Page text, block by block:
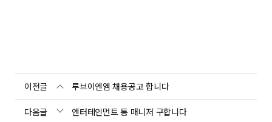
이전글 루브이엔엠 채용공고 합니다
다음글 엔터테인먼트 통 매니저 구합니다